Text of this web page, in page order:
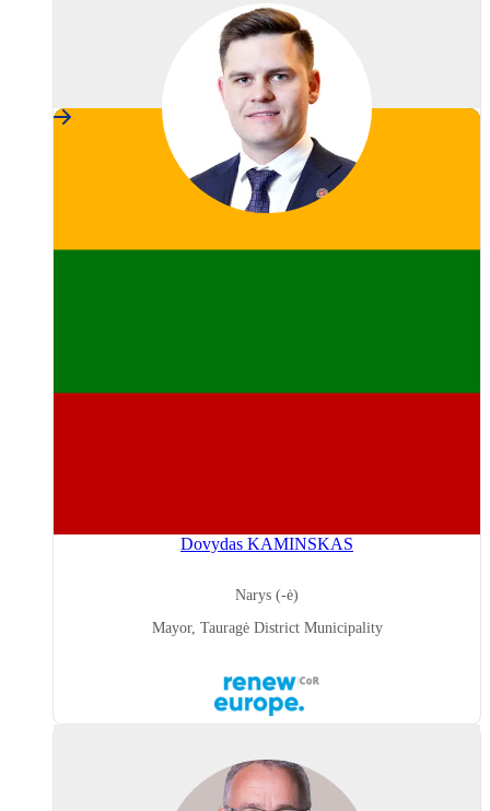
Dovydas KAMINSKAS
Narys (-ė)
Mayor, Tauragė District Municipality
Renew
Europe